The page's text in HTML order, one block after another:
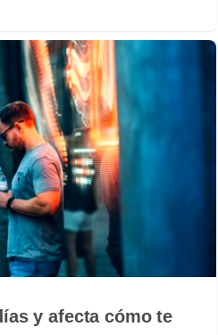
y afecta cómo te